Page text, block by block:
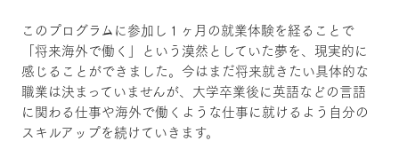
このプログラムに参加し１ヶ月の就業体験を経ることで
「将来海外で働く」という漠然としていた夢を、現実的に
感じることができました。今はまだ将来就きたい具体的な
職業は決まっていませんが、大学卒業後に英語などの言語
に関わる仕事や海外で働くような仕事に就けるよう自分の
スキルアップを続けていきます。